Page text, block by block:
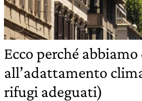
Ecco perché
all’adattamento
rifugi adeguati)